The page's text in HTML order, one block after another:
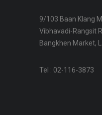
9/103 Baan Klang
Vibhavadi-Rangsit
Bangkhen Market,
Tel : 02-116-3873